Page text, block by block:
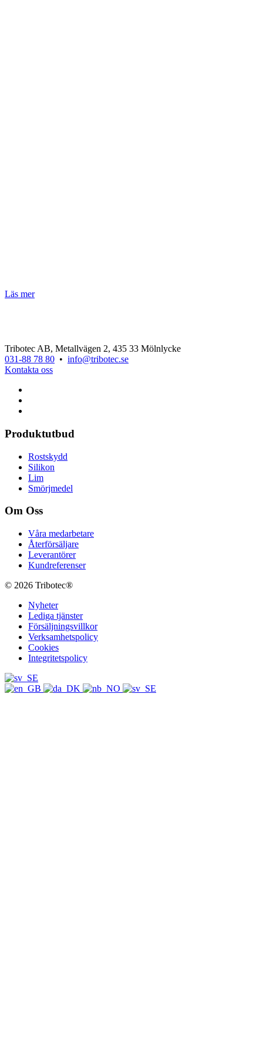
Läs mer
Tribotec AB, Metallvägen 2, 435 33 Mölnlycke
031-88 78 80 • info@tribotec.se
Kontakta oss
Produktutbud
Rostskydd
Silikon
Lim
Smörjmedel
Om Oss
Våra medarbetare
Återförsäljare
Leverantörer
Kundreferenser
© 2026 Tribotec®
Nyheter
Lediga tjänster
Försäljningsvillkor
Verksamhetspolicy
Cookies
Integritetspolicy